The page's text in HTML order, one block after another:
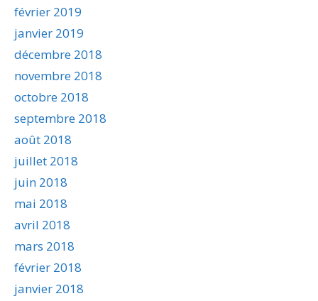
février 2019
janvier 2019
décembre 2018
novembre 2018
octobre 2018
septembre 2018
août 2018
juillet 2018
juin 2018
mai 2018
avril 2018
mars 2018
février 2018
janvier 2018